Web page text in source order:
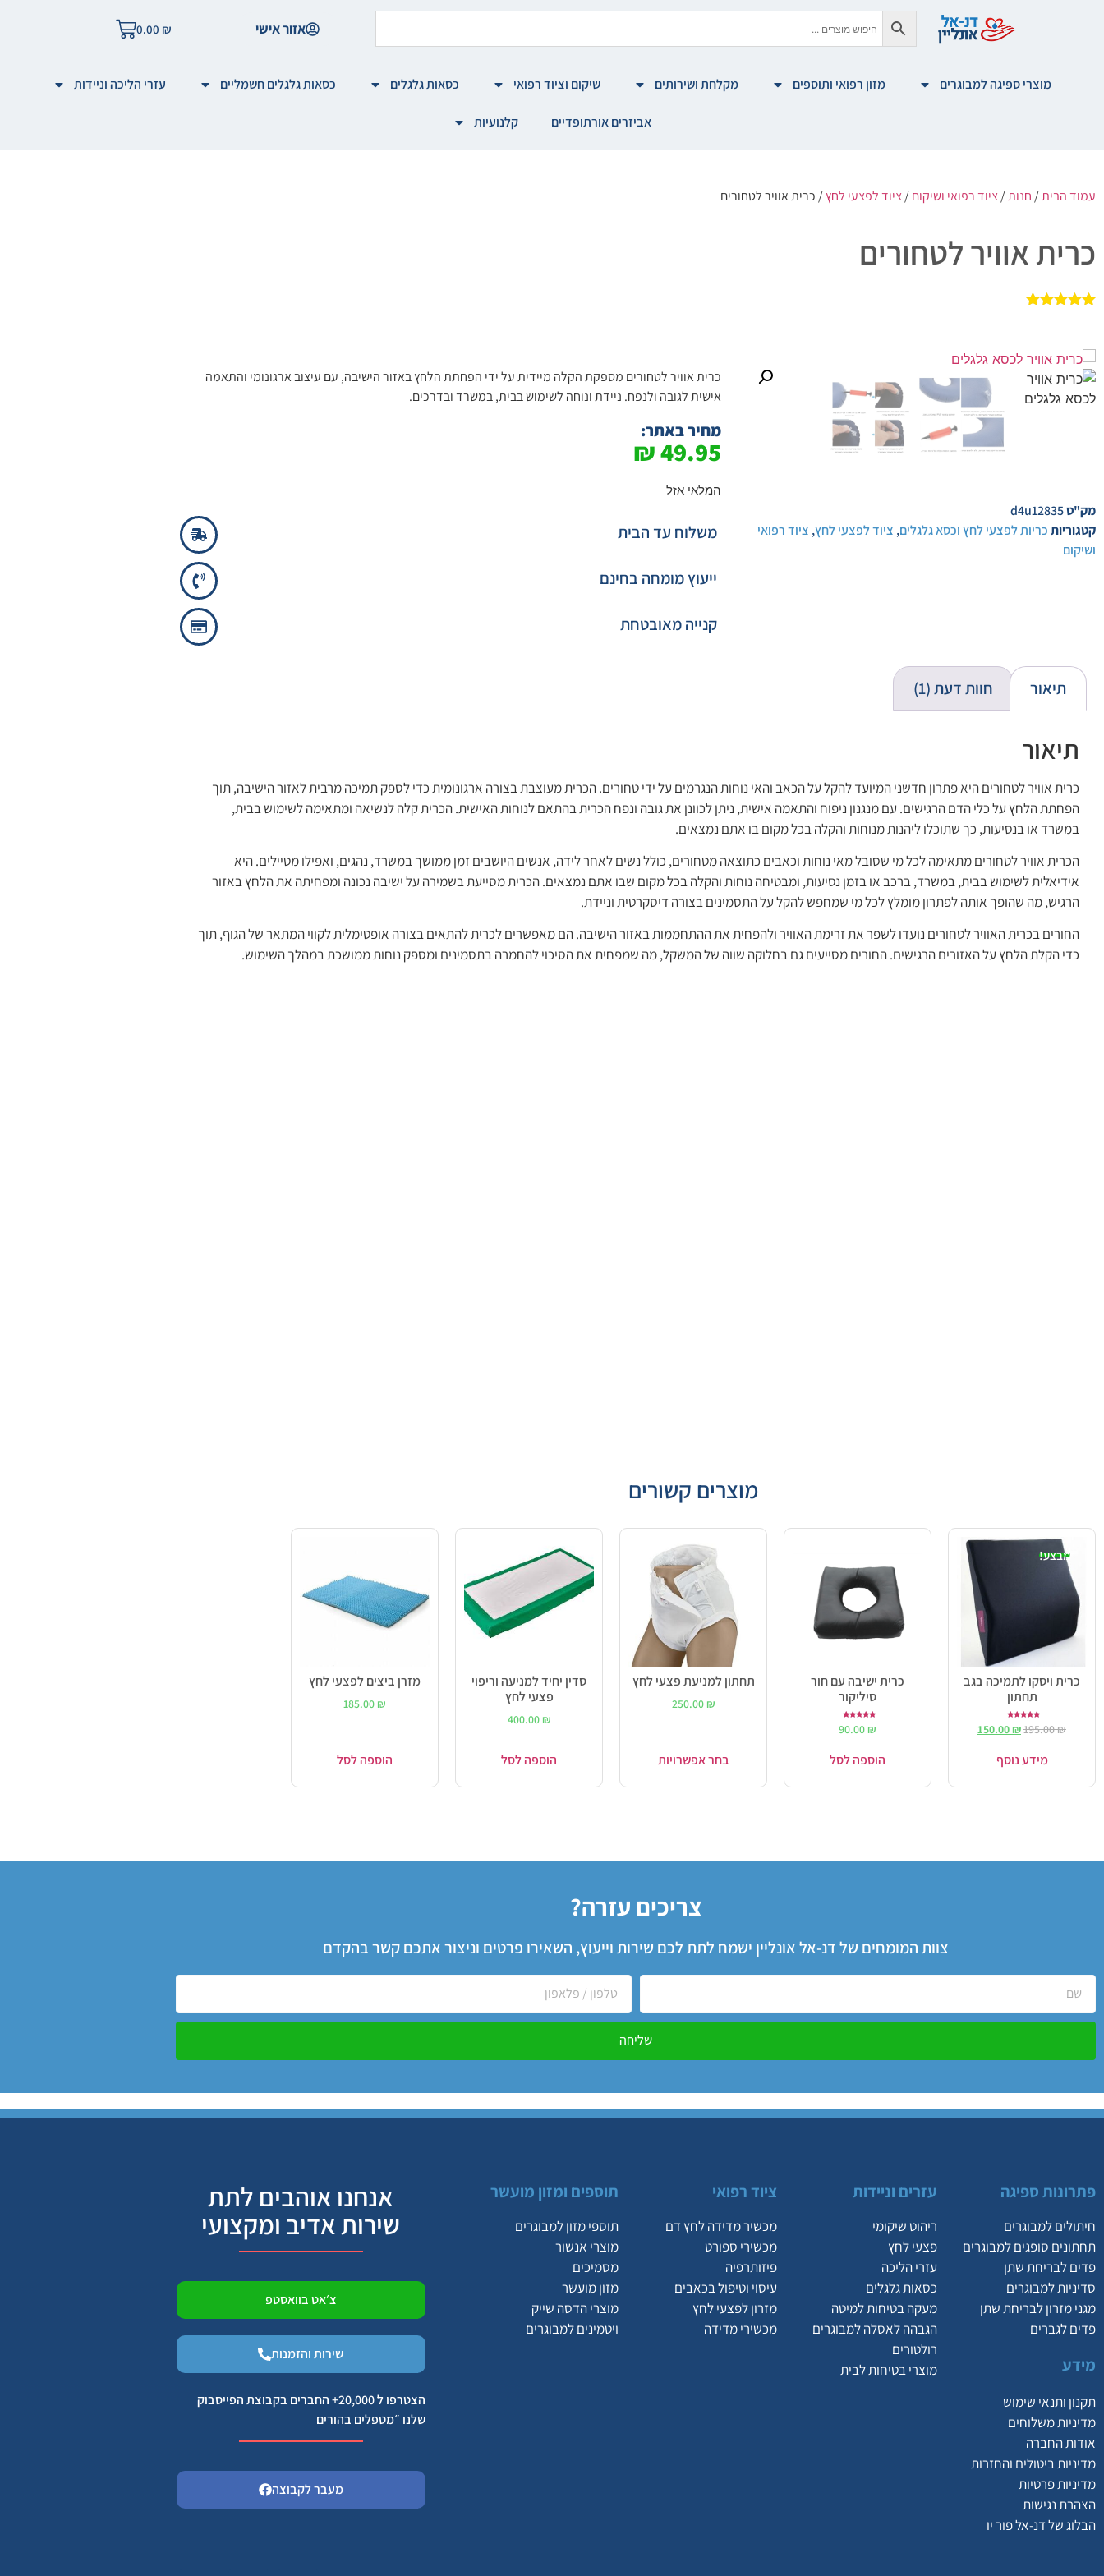
אזור אישי 0.00 ₪
מוצרי ספיגה למבוגרים מזון רפואי ותוספים מקלחת ושירותים שיקום וציוד רפואי כסאות גלגלים כסאות גלגלים חשמליים עזרי הליכה וניידות
אביזרים אורתופדיים קלנועיות
עמוד הבית/ חנות/ציוד רפואי ושיקום/ציוד לפצעי לחץ/ כרית אוויר לטחורים
כרית אוויר לטחורים
דירוגים של
לקוחות
מק"טd4u12835
קטגוריותכריות לפצעי לחץ וכסא גלגלים, ציוד לפצעי לחץ, ציוד רפואי
ושיקום
כרית אוויר לטחורים מספקת הקלה מיידית על ידי הפחתת הלחץ באזור הישיבה, עם עיצוב ארגונומי והתאמה
אישית לגובה ולנפח. ניידת ונוחה לשימוש בבית, במשרד ובדרכים.
מחיר באתר:
49.95
₪
המלאי אזל
משלוח עד הבית
ייעוץ מומחה בחינם
קנייה מאובטחת
תיאור חוות דעת (1)
תיאור
כרית אוויר לטחורים היא פתרון חדשני המיועד להקל על הכאב והאי נוחות הנגרמים על ידי טחורים. הכרית מעוצבת בצורה ארגונומית כדי לספק תמיכה מרבית לאזור הישיבה, תוך
הפחתת הלחץ על כלי הדם הרגישים. עם מנגנון ניפוח והתאמה אישית, ניתן לכוונן את גובה ונפח הכרית בהתאם לנוחות האישית. הכרית קלה לנשיאה ומתאימה לשימוש בבית,
במשרד או בנסיעות, כך שתוכלו ליהנות מנוחות והקלה בכל מקום בו אתם נמצאים.
הכרית אוויר לטחורים מתאימה לכל מי שסובל מאי נוחות וכאבים כתוצאה מטחורים, כולל נשים לאחר לידה, אנשים היושבים זמן ממושך במשרד, נהגים, ואפילו מטיילים. היא
אידיאלית לשימוש בבית, במשרד, ברכב או בזמן נסיעות, ומבטיחה נוחות והקלה בכל מקום שבו אתם נמצאים. הכרית מסייעת בשמירה על ישיבה נכונה ומפחיתה את הלחץ באזור
הרגיש, מה שהופך אותה לפתרון מומלץ לכל מי שמחפש להקל על התסמינים בצורה דיסקרטית וניידת.
החורים בכרית האוויר לטחורים נועדו לשפר את זרימת האוויר ולהפחית את ההתחממות באזור הישיבה. הם מאפשרים לכרית להתאים בצורה אופטימלית לקווי המתאר של הגוף, תוך
כדי הקלת הלחץ על האזורים הרגישים. החורים מסייעים גם בחלוקה שווה של המשקל, מה שמפחית את הסיכוי להחמרה בתסמינים ומספק נוחות ממושכת במהלך השימוש.
מוצרים קשורים
מבצע!
כרית ויסקו לתמיכה בגב
תחתון
5.00
מתוך 5
195.00₪
150.00₪
מידע נוסף
כרית ישיבה עם חור
סיליקור
5.00
90.00 ₪
הוספה לסל
תחתון למניעת פצעי לחץ
250.00 ₪
בחר אפשרויות
סדין יחיד למניעה וריפוי
פצעי לחץ
400.00 ₪
הוספה לסל
מזרן ביצים לפצעי לחץ
185.00 ₪
הוספה לסל
צריכים עזרה?
צוות המומחים של דנ-אל אונליין ישמח לתת לכם שירות וייעוץ, השאירו פרטים וניצור אתכם קשר בהקדם
שליחה
פתרונות ספיגה
חיתולים למבוגרים
תחתונים סופגים למבוגרים
פדים לבריחת שתן
סדיניות למבוגרים
מגני מזרון לבריחת שתן
פדים לגברים
מידע
תקנון ותנאי שימוש
מדיניות משלוחים
אודות החברה
מדיניות ביטולים והחזרות
מדיניות פרטיות
הצהרת נגישות
הבלוג של דנ-אל פור יו
עזרים וניידות
ריהוט שיקומי
פצעי לחץ
עזרי הליכה
כסאות גלגלים
מעקה בטיחות למיטה
הגבהה לאסלה למבוגרים
רולטורים
מוצרי בטיחות לבית
ציוד רפואי
מכשיר מדידה לחץ דם
מכשירי ספורט
פיזותרפיה
עיסוי וטיפול בכאבים
מזרון לפצעי לחץ
מכשירי מדידה
תוספים ומזון מועשר
תוספי מזון למבוגרים
מוצרי אנשור
מסמיכים
מזון מועשר
מוצרי הדסה שייק
ויטמינים למבוגרים
אנחנו אוהבים לתת
שירות אדיב ומקצועי
צ׳אט בוואסטפ
שירות והזמנות
הצטרפו ל 20,000+ החברים בקבוצת הפייסבוק
שלנו ״מטפלים בהורים
מעבר לקבוצה